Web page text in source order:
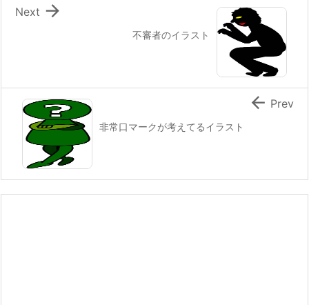
不審者のイラスト

Next
非常口マークが考えてるイラスト
 Prev